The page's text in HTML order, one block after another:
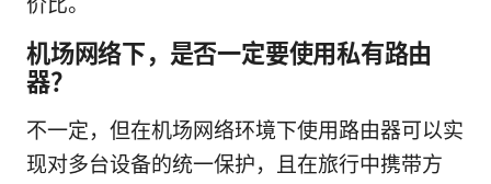
机场网络下，是否一定要使用私有路由
器？
不一定，但在机场网络环境下使用路由器可以实
现对多台设备的统一保护，且在旅行中携带方